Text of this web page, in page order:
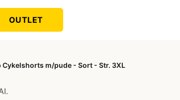
OUTLET
m/pude - Sort - Str. 3XL